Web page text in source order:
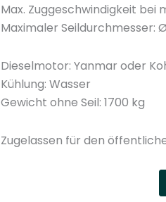
Max. Zuggeschwindigkeit
Maximaler Seildurchmesser:
Dieselmotor: Yanmar oder
Kühlung: Wasser
Gewicht ohne Seil: 1700 kg
Zugelassen für den